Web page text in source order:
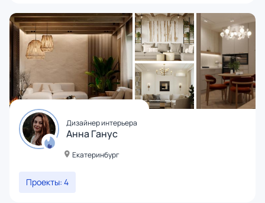
Дизайнер интерьера
Анна Ганус
Екатеринбург
Проекты: 4